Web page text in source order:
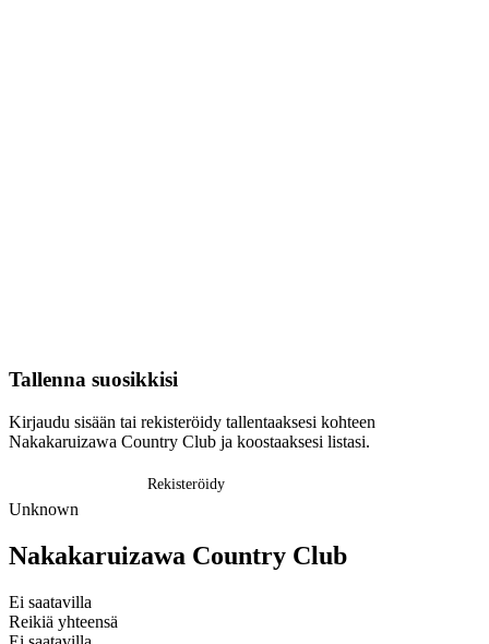
Tallenna suosikkisi
Kirjaudu sisään tai rekisteröidy tallentaaksesi kohteen
Nakakaruizawa Country Club ja koostaaksesi listasi.
Rekisteröidy
Unknown
Nakakaruizawa Country Club
Ei saatavilla
Reikiä yhteensä